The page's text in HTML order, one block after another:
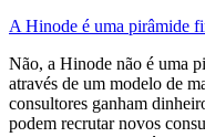
A Hinode é uma pirâmide
Não, a Hinode não é uma
através de um modelo de
consultores ganham
podem recrutar novos